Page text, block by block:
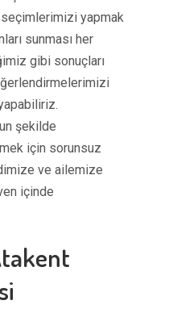
yapmak
sunması her
gibi sonuçları
şekilde
için sorunsuz
ve ailemize
içinde